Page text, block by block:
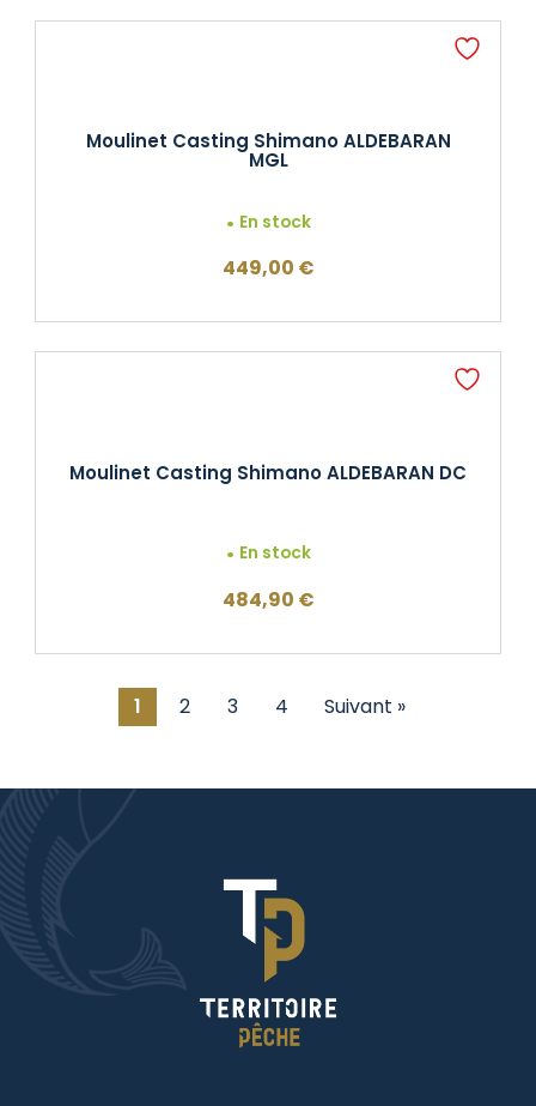
1 2 3 4 Suivant »
Moulinet Casting Shimano ALDEBARAN
MGL
En stock
449,00 €
Moulinet Casting Shimano ALDEBARAN DC
En stock
484,90 €